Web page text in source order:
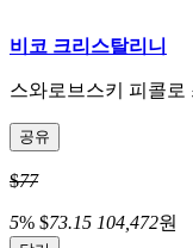
비코 크리스탈리니
스와로브스키 피콜로
공유
$77
5% $73.15 104,472원